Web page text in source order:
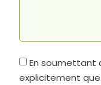
En soumettant
explicitement